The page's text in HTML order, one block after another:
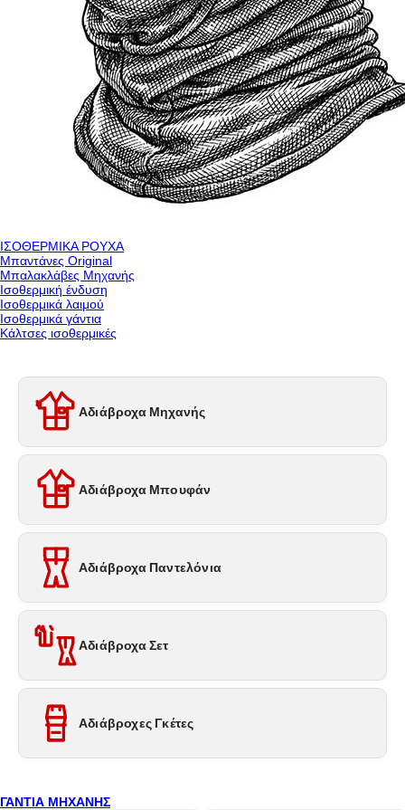
ΙΣΟΘΕΡΜΙΚΑ ΡΟΥΧΑ
Μπαντάνες Original
Μπαλακλάβες Μηχανής
Ισοθερμική ένδυση
Ισοθερμικά λαιμού
Ισοθερμικά γάντια
Κάλτσες ισοθερμικές
Αδιάβροχα Μηχανής
Αδιάβροχα Μπουφάν
Αδιάβροχα Παντελόνια
Αδιάβροχα Σετ
Αδιάβροχες Γκέτες
ΓΑΝΤΙΑ ΜΗΧΑΝΗΣ